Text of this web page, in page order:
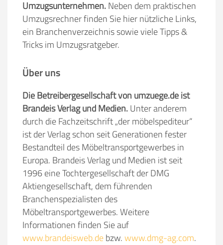
Umzugsunternehmen.Neben dem praktischen
Umzugsrechner finden Sie hier nützliche Links,
ein Branchenverzeichnis sowie viele Tipps &
Tricks im Umzugsratgeber.
Über uns
Die Betreibergesellschaft von umzuege.de ist
Brandeis Verlag und Medien.Unter anderem
durch die Fachzeitschrift „der möbelspediteur“
ist der Verlag schon seit Generationen fester
Bestandteil des Möbeltransportgewerbes in
Europa. Brandeis Verlag und Medien ist seit
1996 eine Tochtergesellschaft der DMG
Aktiengesellschaft, dem führenden
Branchenspezialisten des
Möbeltransportgewerbes. Weitere
Informationen finden Sie auf
www.brandeisweb.debzw.www.dmg-ag.com.